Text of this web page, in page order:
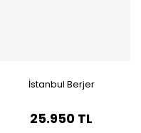
İstanbul Berjer
25.950 TL